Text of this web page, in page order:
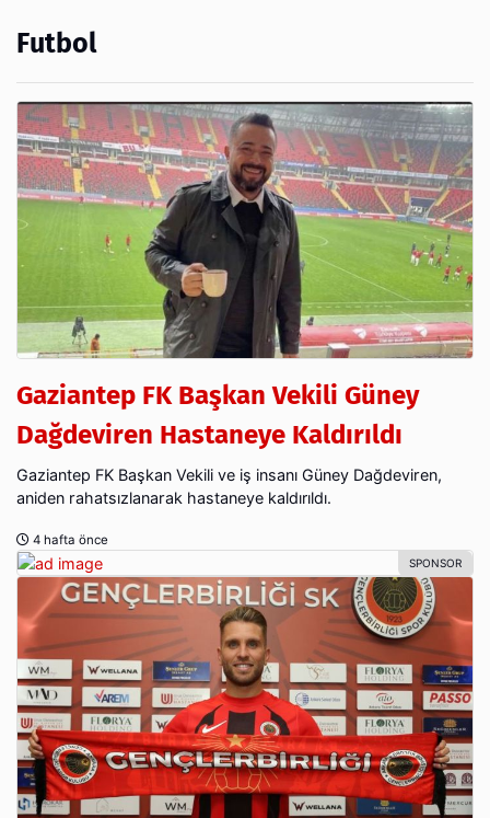
Futbol
Gaziantep FK Başkan Vekili Güney
Dağdeviren Hastaneye Kaldırıldı
Gaziantep FK Başkan Vekili ve iş insanı Güney Dağdeviren,
aniden rahatsızlanarak hastaneye kaldırıldı.
4 hafta önce